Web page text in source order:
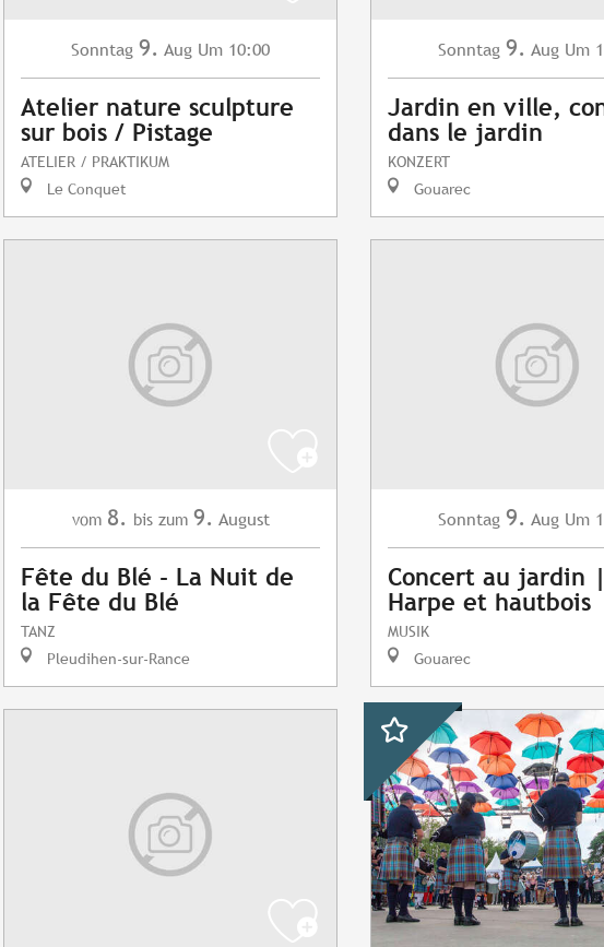
Sonntag 9. Aug Um 10:00
Atelier nature sculpture
sur bois / Pistage
ATELIER / PRAKTIKUM
Le Conquet
Sonntag 9. Aug Um
Jardin en ville,
dans le jardin
KONZERT
Gouarec
vom 8. bis zum 9. August
Fête du Blé - La Nuit de
la Fête du Blé
TANZ
Pleudihen-sur-Rance
Sonntag 9. Aug Um
Concert au jardin
Harpe et hautbois
MUSIK
Gouarec